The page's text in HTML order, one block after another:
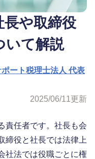
長や取締役
いて解説
ート税理士法人 代表
2025/06/11更新
責任者です。社長も会
締役と社長では法律上
社法では役職ごとに権